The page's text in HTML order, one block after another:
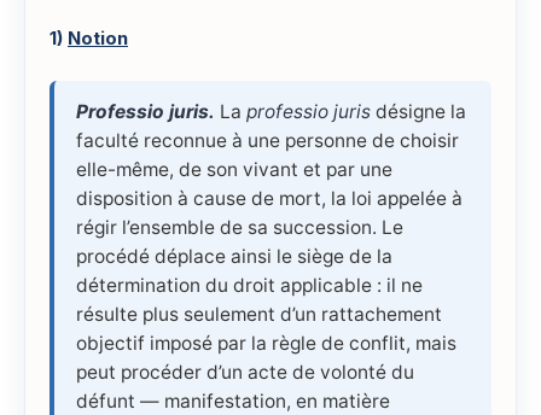
1) Notion
Professio juris. La professio juris désigne la
faculté reconnue à une personne de choisir
elle-même, de son vivant et par une
disposition à cause de mort, la loi appelée à
régir l’ensemble de sa succession. Le
procédé déplace ainsi le siège de la
détermination du droit applicable : il ne
résulte plus seulement d’un rattachement
objectif imposé par la règle de conflit, mais
peut procéder d’un acte de volonté du
défunt — manifestation, en matière